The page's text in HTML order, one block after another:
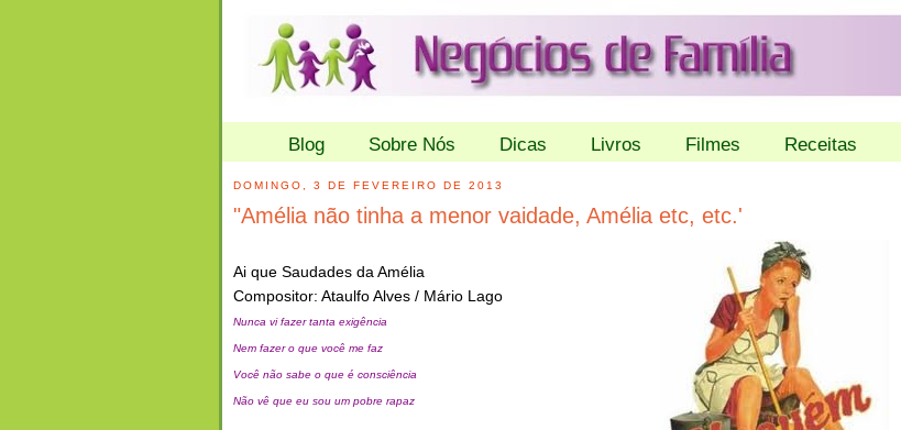
Blog Sobre Nós Dicas Livros Filmes Receitas
DOMINGO, 3 DE FEVEREIRO DE 2013
"Amélia não tinha a menor vaidade, Amélia etc, etc.'
Ai que Saudades da Amélia
Compositor: Ataulfo Alves / Mário Lago
Nunca vi fazer tanta exigência
Nem fazer o que você me faz
Você não sabe o que é consciência
Não vê que eu sou um pobre rapaz